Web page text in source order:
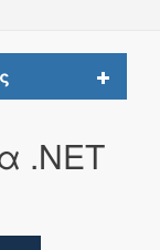
Toggle
.NET